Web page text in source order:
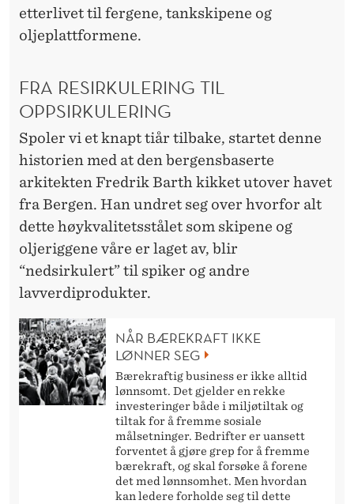
etterlivet til fergene, tankskipene og
oljeplattformene.
FRA RESIRKULERING TIL
OPPSIRKULERING
Spoler vi et knapt tiår tilbake, startet denne
historien med at den bergensbaserte
arkitekten Fredrik Barth kikket utover havet
fra Bergen. Han undret seg over hvorfor alt
dette høykvalitetsstålet som skipene og
oljeriggene våre er laget av, blir
“nedsirkulert” til spiker og andre
lavverdiprodukter.
NÅR BÆREKRAFT IKKE
LØNNER SEG
Bærekraftig business er ikke alltid
lønnsomt. Det gjelder en rekke
investeringer både i miljøtiltak og
tiltak for å fremme sosiale
målsetninger. Bedrifter er uansett
forventet å gjøre grep for å fremme
bærekraft, og skal forsøke å forene
det med lønnsomhet. Men hvordan
kan ledere forholde seg til dette